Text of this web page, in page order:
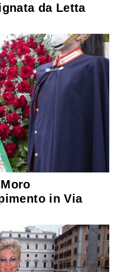
da Letta
in Via